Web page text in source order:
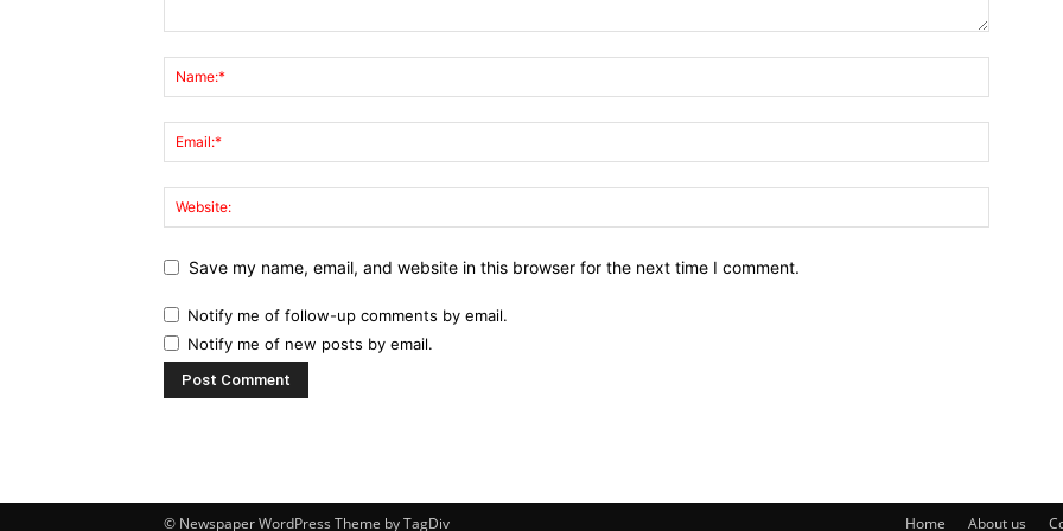
Save my name, email, and website in this browser for the next time I comment.
Notify me of follow-up comments by email.
Notify me of new posts by email.
Home About us
© Newspaper WordPress Theme by TagDiv